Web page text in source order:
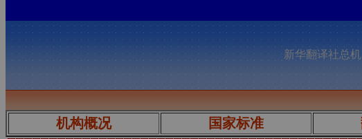
新华翻译社总
机构概况 国家标准